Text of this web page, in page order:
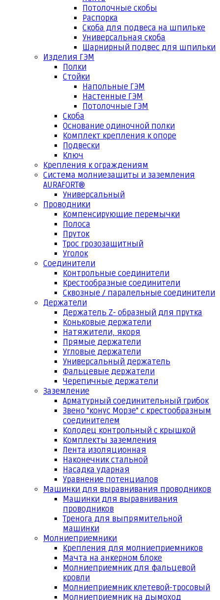
Потолочные скобы
Распорка
Скоба для подвеса на шпильке
Универсальная скоба
Шарнирный подвес для шпильки
Изделия ГЭМ
Полки
Стойки
Напольные ГЭМ
Настенные ГЭМ
Потолочные ГЭМ
Скоба
Основание одиночной полки
Комплект крепления к опоре
Подвески
Ключ
Крепления к ограждениям
Система молниезащиты и заземления
AURAFORT®
Универсальный
Проводники
Компенсирующие перемычки
Полоса
Пруток
Трос грозозащитный
Уголок
Соединители
Контрольные соединители
Крестообразные соединители
Сквозные / паралельные соединители
Держатели
Держатель Z- образный для прутка
Коньковые держатели
Натяжители, якоря
Прямые держатели
Угловые держатели
Универсальный держатель
Фальцевые держатели
Черепичные держатели
Заземление
Арматурный соединительный грибок
Звено "конус Морзе" с крестообразным
соединителем
Колодец контрольный с крышкой
Комплекты заземления
Лента изоляционная
Наконечник стальной
Насадка ударная
Уравнение потенциалов
Машинки для выравнивания проводников
Машинки для выравнивания
проводников
Тренога для выпрямительной
машинки
Молниеприемники
Крепления для молниеприемников
Мачта на анкерном блоке
Молниеприемник для фальцевой
кровли
Молниеприемник клетевой-тросовый
Молниеприемник на дымоход